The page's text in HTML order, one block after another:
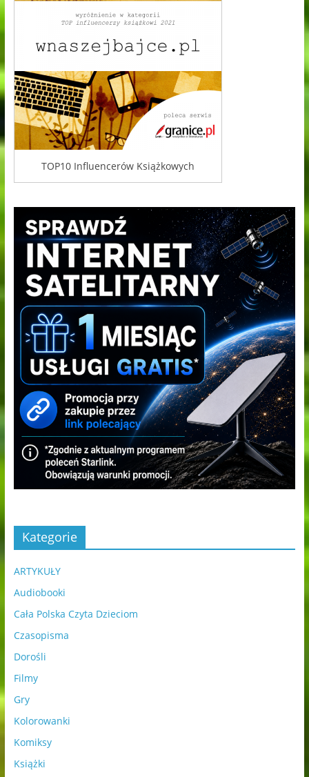
TOP10 Influencerów Książkowych
Kategorie
ARTYKUŁY
Audiobooki
Cała Polska Czyta Dzieciom
Czasopisma
Dorośli
Filmy
Gry
Kolorowanki
Komiksy
Książki